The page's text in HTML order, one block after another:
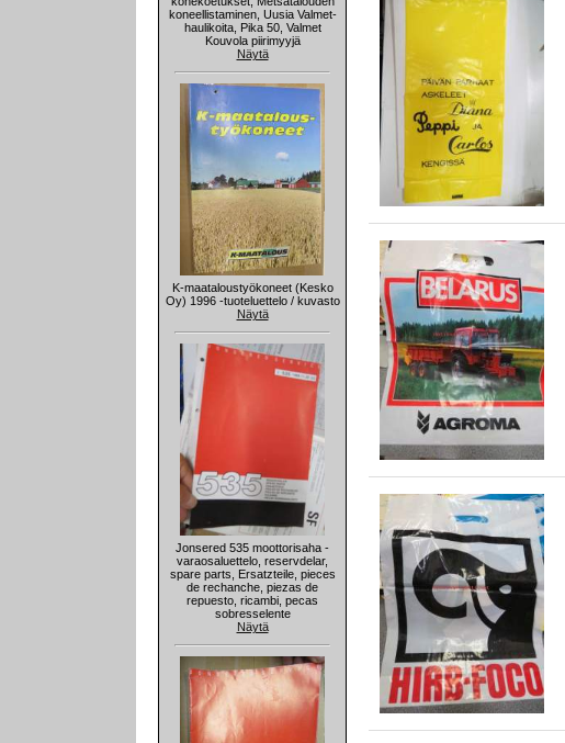
koneellistaminen, Uusia Valmet-
haulikoita, Pika 50, Valmet
Kouvola piirimyyjä
Näytä
K-maataloustyökoneet (Kesko
Oy) 1996 -tuoteluettelo / kuvasto
Näytä
Jonsered 535 moottorisaha -
varaosaluettelo, reservdelar,
spare parts, Ersatzteile, pieces
de rechanche, piezas de
repuesto, ricambi, pecas
sobresselente
Näytä